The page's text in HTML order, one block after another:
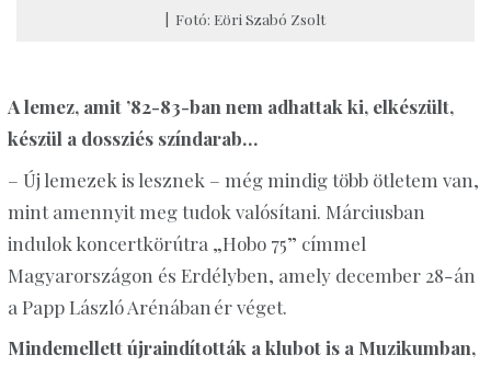
| Fotó: Eöri Szabó Zsolt
A lemez, amit ’82-83-ban nem adhattak ki, elkészült,
készül a dossziés színdarab…
– Új lemezek is lesznek – még mindig több ötletem van,
mint amennyit meg tudok valósítani. Márciusban
indulok koncertkörútra „Hobo75” címmel
Magyarországon és Erdélyben, amely december 28-án
a Papp László Arénában ér véget.
Mindemellett újraindították a klubot is a Muzikumban,